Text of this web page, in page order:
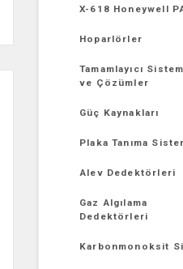
X-618 Honeywell
Hoparlörler
Tamamlayıcı
ve Çözümler
Güç Kaynakları
Plaka Tanıma
Alev Dedektörleri
Gaz Algılama
Dedektörleri
Karbonmonoksit